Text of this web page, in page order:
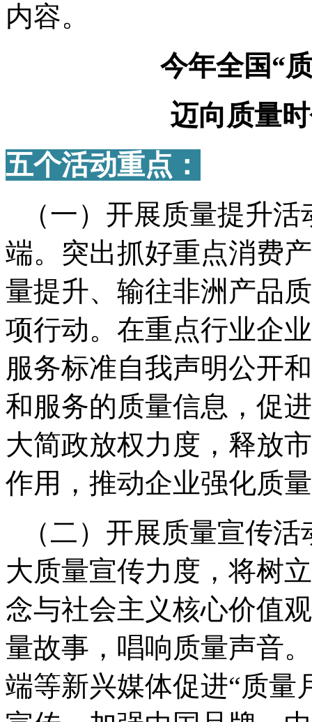
内容。
今年全国“
迈向质量
五个活动重点：
（一）开展质量提升
端。突出抓好重点消费
量提升、输往非洲产品
项行动。在重点行业企
服务标准自我声明公开
和服务的质量信息，促
大简政放权力度，释放
作用，推动企业强化质
（二）开展质量宣传
大质量宣传力度，将树
念与社会主义核心价值
量故事，唱响质量声音
端等新兴媒体促进“质量